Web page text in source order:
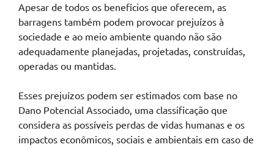
Apesar de todos os benefícios que oferecem, as
barragens também podem provocar prejuízos à
sociedade e ao meio ambiente quando não são
adequadamente planejadas, projetadas, construídas,
operadas ou mantidas.
Esses prejuízos podem ser estimados com base no
Dano Potencial Associado, uma classificação que
considera as possíveis perdas de vidas humanas e os
impactos econômicos, sociais e ambientais em caso de